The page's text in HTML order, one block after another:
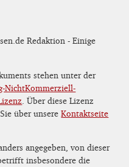
Redaktion - Einige
stehen unter der
NichtKommerziell-
. Über diese Lizenz
über unsereKontaktseite
angegeben, von dieser
insbesondere die